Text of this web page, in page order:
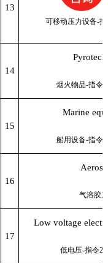
13
可移动压力设备-
14
烟火物品-指令
15
Marine
船用设备-指令
16
气溶胶
17
Low voltage
低电压-指令